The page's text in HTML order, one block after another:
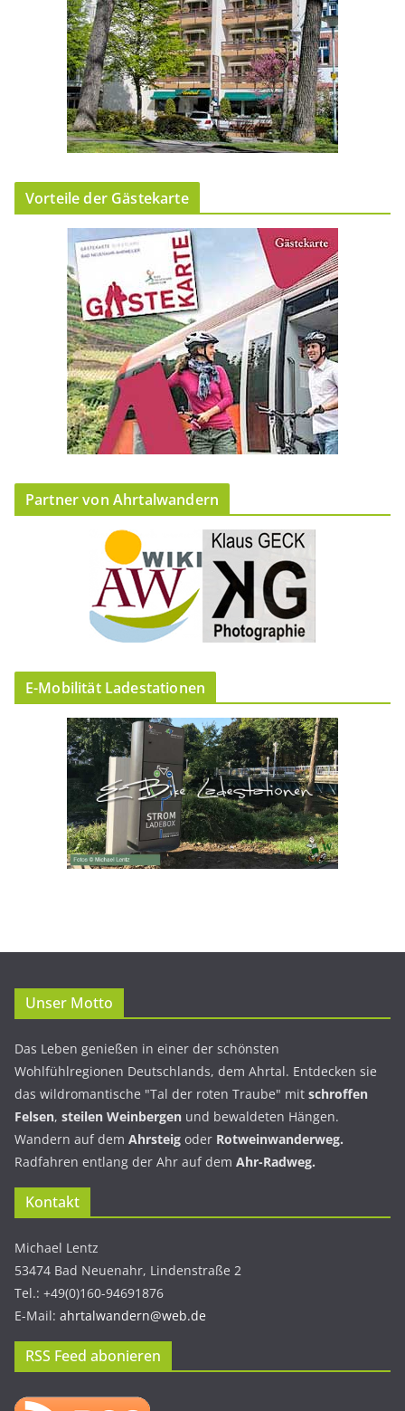
Vorteile der Gästekarte
Partner von Ahrtalwandern
E-Mobilität Ladestationen
Unser Motto
Das Leben genießen in einer der schönsten
Wohlfühlregionen Deutschlands, dem Ahrtal. Entdecken sie
das wildromantische "Tal der roten Traube" mit schroffen
Felsen, steilen Weinbergen und bewaldeten Hängen.
Wandern auf dem Ahrsteig oder Rotweinwanderweg.
Radfahren entlang der Ahr auf dem Ahr-Radweg.
Kontakt
Michael Lentz
53474 Bad Neuenahr, Lindenstraße 2
Tel.: +49(0)160-94691876
E-Mail: ahrtalwandern@web.de
RSS Feed abonieren